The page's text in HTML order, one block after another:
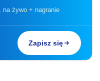
na żywo + nagranie
Zapisz się